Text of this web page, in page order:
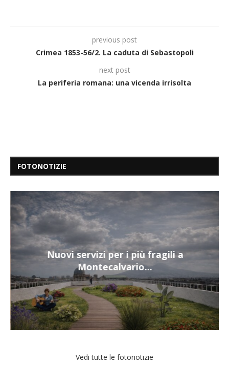
previous post
Crimea 1853-56/2. La caduta di Sebastopoli
next post
La periferia romana: una vicenda irrisolta
FOTONOTIZIE
Nuovi servizi per i più fragili a
Montecalvario...
Vedi tutte le fotonotizie